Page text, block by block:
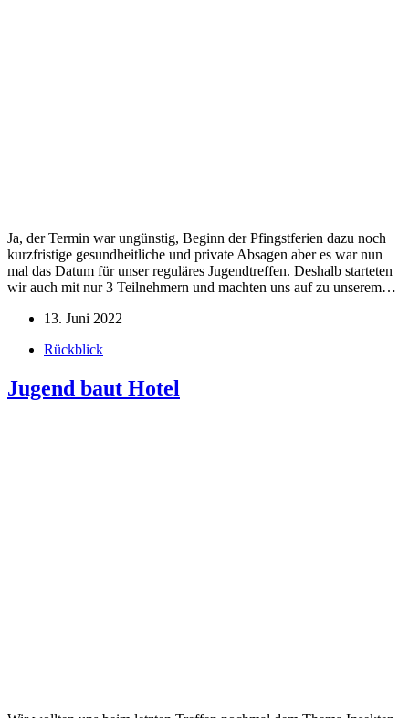
Ja, der Termin war ungünstig, Beginn der Pfingstferien dazu noch
kurzfristige gesundheitliche und private Absagen aber es war nun
mal das Datum für unser reguläres Jugendtreffen. Deshalb starteten
wir auch mit nur 3 Teilnehmern und machten uns auf zu unserem…
13. Juni 2022
Rückblick
Jugend baut Hotel